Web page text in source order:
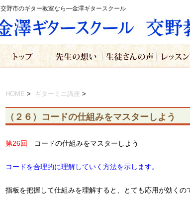
交野市のギター教室なら―金澤ギタースクール
HOME > ギターミニ講座 >
（２６）コードの仕組みをマスターしよう
第26回 コードの仕組みをマスターしよう
コードを合理的に理解していく方法を示します。
指板を把握して仕組みを理解すると、とても応用が効くの